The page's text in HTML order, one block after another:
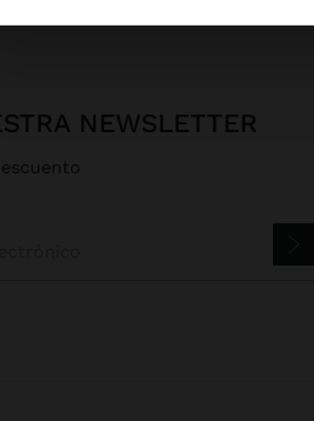
NEWSLETTER